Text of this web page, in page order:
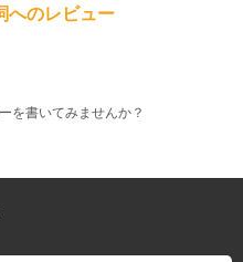
へのレビュー
を書いてみませんか？